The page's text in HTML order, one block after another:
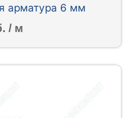
арматура 6 мм
/ м